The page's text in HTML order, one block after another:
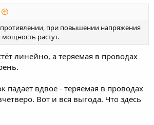
при повышении напряжения
растут.
линейно, а теряемая в проводах
падает вдвое - теряемая в проводах
Вот и вся выгода. Что здесь